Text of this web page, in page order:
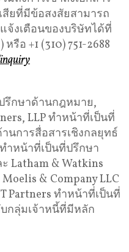
ยที่มีข้อสงสัยสามารถ
จ้งเตือนของบริษัทได้ที่
อ +1 (310) 751-2688
รึกษาด้านกฎหมาย,
LLP ทำหน้าที่เป็นที่
นการสื่อสารเชิงกลยุทธ์
ำหน้าที่เป็นที่ปรึกษา
Latham & Watkins
& Company LLC
Partners ทำหน้าที่เป็นที่
กลุ่มเจ้าหนี้ที่มีหลัก